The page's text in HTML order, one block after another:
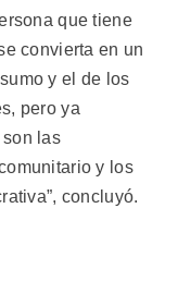
que tiene
convierta en un
y el de los
pero ya
las
y los
concluyó.